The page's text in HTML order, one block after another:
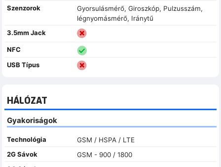
Szenzorok
Gyorsulásmérő, Giroszkóp, Pulzusszám,
légnyomásmérő, Iránytű
3.5mm Jack
NFC
USB Típus
HÁLÓZAT
Gyakoriságok
Technológia
GSM / HSPA / LTE
2G Sávok
GSM - 900 / 1800